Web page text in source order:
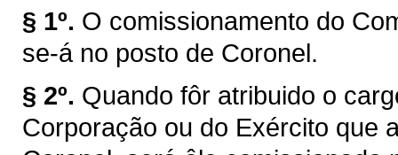
§ 1º. O comissionamento do
se-á no posto de Coronel.
§ 2º. Quando fôr atribuido o
Corporação ou do Exército que